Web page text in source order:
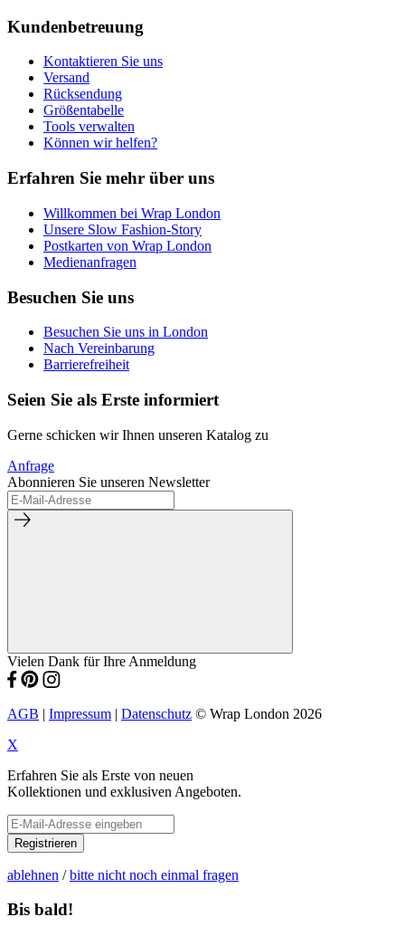
Kundenbetreuung
Kontaktieren Sie uns
Versand
Rücksendung
Größentabelle
Tools verwalten
Können wir helfen?
Erfahren Sie mehr über uns
Willkommen bei Wrap London
Unsere Slow Fashion-Story
Postkarten von Wrap London
Medienanfragen
Besuchen Sie uns
Besuchen Sie uns in London
Nach Vereinbarung
Barrierefreiheit
Seien Sie als Erste informiert
Gerne schicken wir Ihnen unseren Katalog zu
Anfrage
Abonnieren Sie unseren Newsletter
Vielen Dank für Ihre Anmeldung
AGB | Impressum | Datenschutz © Wrap London 2026
X
Erfahren Sie als Erste von neuen
Kollektionen und exklusiven Angeboten.
Registrieren
ablehnen /bitte nicht noch einmal fragen
Bis bald!